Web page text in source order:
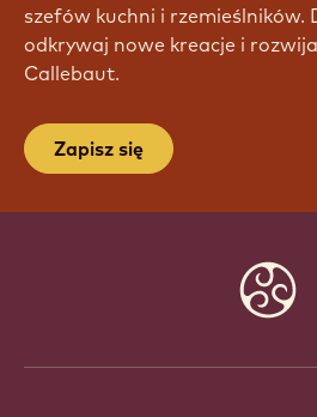
szefów kuchni i rzemieślników.
odkrywaj nowe kreacje i
Callebaut.
Zapisz się